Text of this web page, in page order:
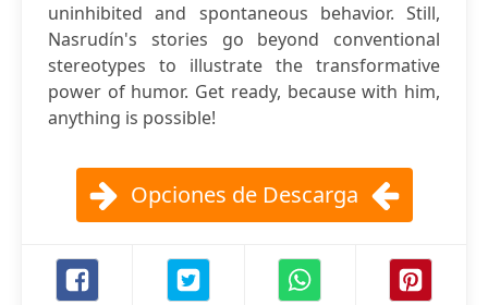
uninhibited and spontaneous behavior. Still,
Nasrudín's stories go beyond conventional
stereotypes to illustrate the transformative
power of humor. Get ready, because with him,
anything is possible!
Opciones de Descarga